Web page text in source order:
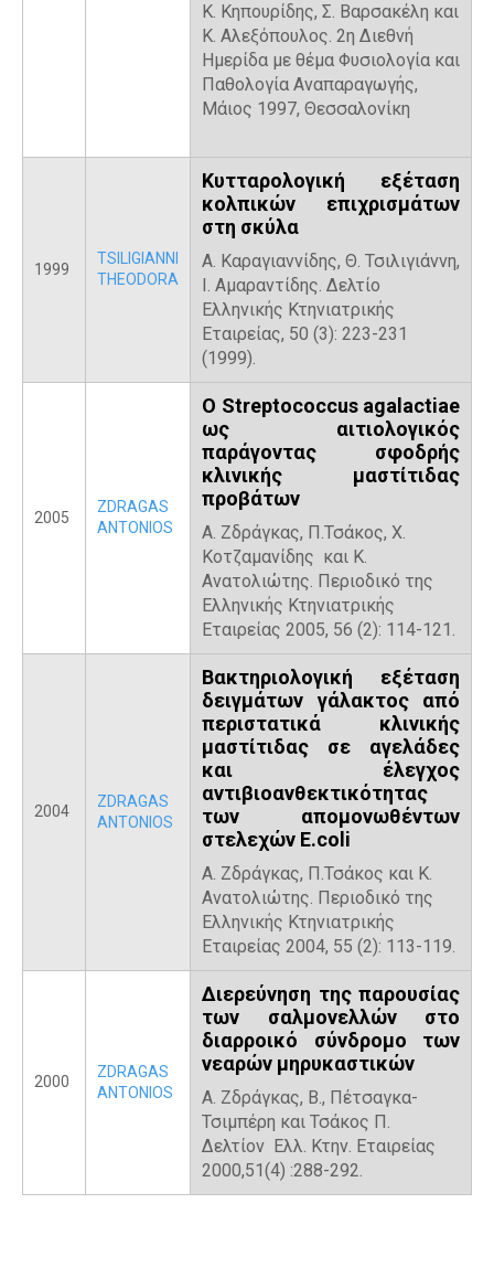
Κ. Κηπουρίδης, Σ. Βαρσακέλη και
Κ. Αλεξόπουλος. 2η Διεθνή
Ημερίδα με θέμα Φυσιολογία και
Παθολογία Αναπαραγωγής,
Μάιος 1997, Θεσσαλονίκη
1999
TSILIGIANNI
THEODORA
Κυτταρολογική εξέταση
κολπικών επιχρισμάτων
στη σκύλα
Α. Καραγιαννίδης, Θ. Τσιλιγιάννη,
Ι. Αμαραντίδης. Δελτίο
Ελληνικής Κτηνιατρικής
Εταιρείας, 50 (3): 223-231
(1999).
2005
ZDRAGAS
ANTONIOS
Ο Streptococcus agalactiae
ως αιτιολογικός
παράγοντας σφοδρής
κλινικής μαστίτιδας
προβάτων
Α. Ζδράγκας, Π.Τσάκος, Χ.
Κοτζαμανίδης και Κ.
Ανατολιώτης. Περιοδικό της
Ελληνικής Κτηνιατρικής
Εταιρείας 2005, 56 (2): 114-121.
2004
ZDRAGAS
ANTONIOS
Βακτηριολογική εξέταση
δειγμάτων γάλακτος από
περιστατικά κλινικής
μαστίτιδας σε αγελάδες
και έλεγχος
αντιβιοανθεκτικότητας
των απομονωθέντων
στελεχών E.coli
Α. Ζδράγκας, Π.Τσάκος και Κ.
Ανατολιώτης. Περιοδικό της
Ελληνικής Κτηνιατρικής
Εταιρείας 2004, 55 (2): 113-119.
2000
ZDRAGAS
ANTONIOS
Διερεύνηση της παρουσίας
των σαλμονελλών στο
διαρροικό σύνδρομο των
νεαρών μηρυκαστικών
Α. Ζδράγκας, Β., Πέτσαγκα-
Τσιμπέρη και Τσάκος Π.
Δελτίον Ελλ. Κτην. Εταιρείας
2000,51(4) :288-292.